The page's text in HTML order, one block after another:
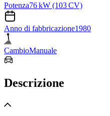
Potenza76 kW (103 CV)
Anno di fabbricazione1980
CambioManuale
Descrizione